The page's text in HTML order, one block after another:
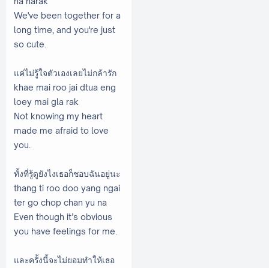
We've been together for a
long time, and you're just
so cute.
แค่ไม่รู้ใจตัวเองเลยไม่กล้ารัก
khae mai roo jai dtua eng
loey mai gla rak
Not knowing my heart
made me afraid to love
you.
ทั้งที่รู้ดูยังไงเธอก็ชอบฉันอยู่นะ
thang ti roo doo yang ngai
ter go chop chan yu na
Even though it’s obvious
you have feelings for me.
และครั้งนี้จะไม่ยอมทำให้เธอ